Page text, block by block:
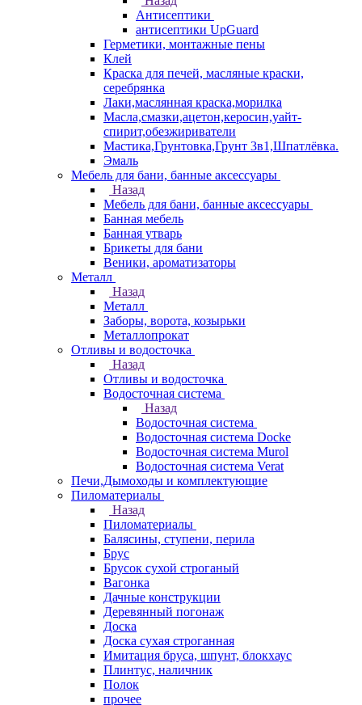
Антисептики
антисептики UpGuard
Герметики, монтажные пены
Клей
Краска для печей, масляные краски,
серебрянка
Лаки,маслянная краска,морилка
Масла,смазки,ацетон,керосин,уайт-
спирит,обезжириватели
Мастика,Грунтовка,Грунт 3в1,Шпатлёвка.
Эмаль
Мебель для бани, банные аксессуары
Назад
Мебель для бани, банные аксессуары
Банная мебель
Банная утварь
Брикеты для бани
Веники, ароматизаторы
Металл
Назад
Металл
Заборы, ворота, козырьки
Металлопрокат
Отливы и водосточка
Назад
Отливы и водосточка
Водосточная система
Назад
Водосточная система
Водосточная система Docke
Водосточная система Murol
Водосточная система Verat
Печи,Дымоходы и комплектующие
Пиломатериалы
Назад
Пиломатериалы
Балясины, ступени, перила
Брус
Брусок сухой строганый
Вагонка
Дачные конструкции
Деревянный погонаж
Доска
Доска сухая строганная
Имитация бруса, шпунт, блокхаус
Плинтус, наличник
Полок
прочее